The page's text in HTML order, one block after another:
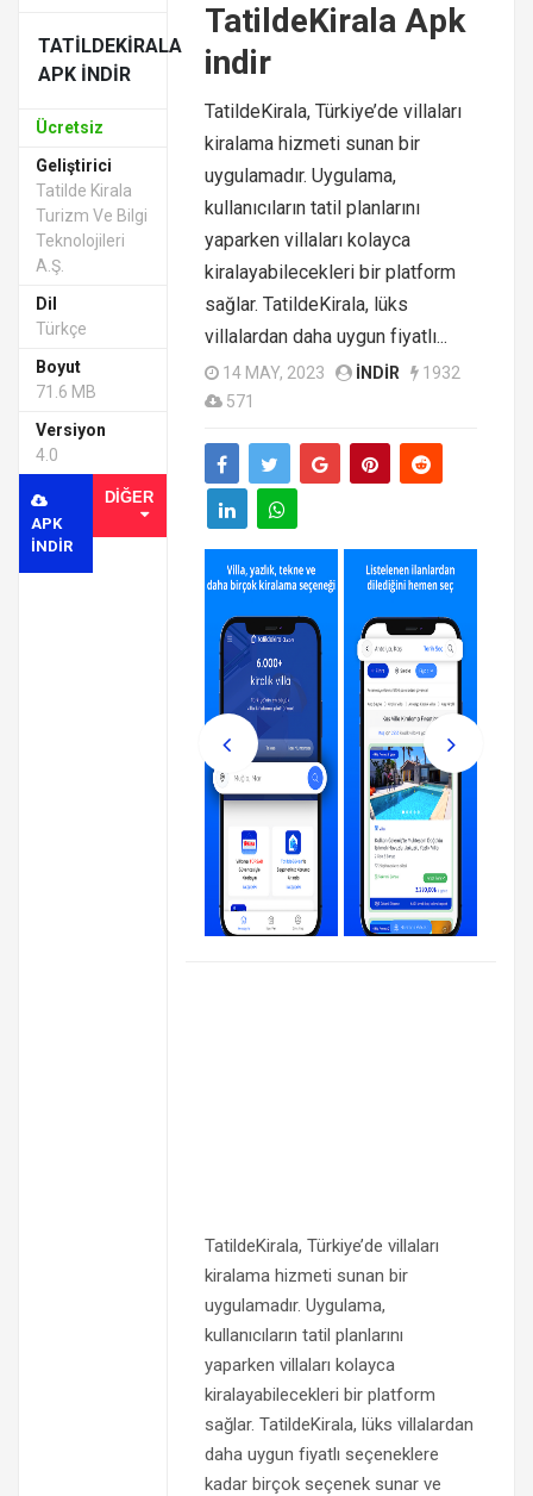
TATILDEKIRALA
APK INDIR
Ücretsiz
Geliştirici
Tatilde Kirala
Turizm Ve Bilgi
Teknolojileri
A.Ş.
Dil
Türkçe
Boyut
71.6 MB
Versiyon
4.0
APK
INDIR
DIĞER
TatildeKirala Apk
indir
TatildeKirala, Türkiye’de villaları
kiralama hizmeti sunan bir
uygulamadır. Uygulama,
kullanıcıların tatil planlarını
yaparken villaları kolayca
kiralayabilecekleri bir platform
sağlar. TatildeKirala, lüks
villalardan daha uygun fiyatlı...
14 MAY, 2023 INDIR
1932
571
TatildeKirala, Türkiye’de villaları
kiralama hizmeti sunan bir
uygulamadır. Uygulama,
kullanıcıların tatil planlarını
yaparken villaları kolayca
kiralayabilecekleri bir platform
sağlar. TatildeKirala, lüks villalardan
daha uygun fiyatlı seçeneklere
kadar birçok seçenek sunar ve